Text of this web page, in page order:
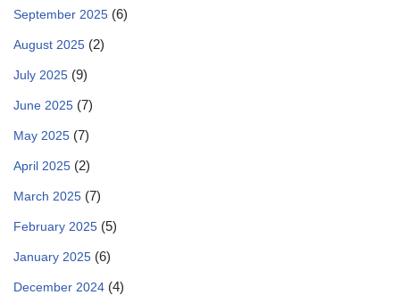
September 2025 (6)
August 2025 (2)
July 2025 (9)
June 2025 (7)
May 2025 (7)
April 2025 (2)
March 2025 (7)
February 2025 (5)
January 2025 (6)
December 2024 (4)